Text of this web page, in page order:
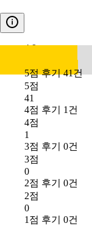
4.9
5점 후기 41건
5점
41
4점 후기 1건
4점
1
3점 후기 0건
3점
0
2점 후기 0건
2점
0
1점 후기 0건